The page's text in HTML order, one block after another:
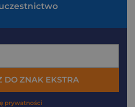
DO ZNAK EKSTRA
prywatności